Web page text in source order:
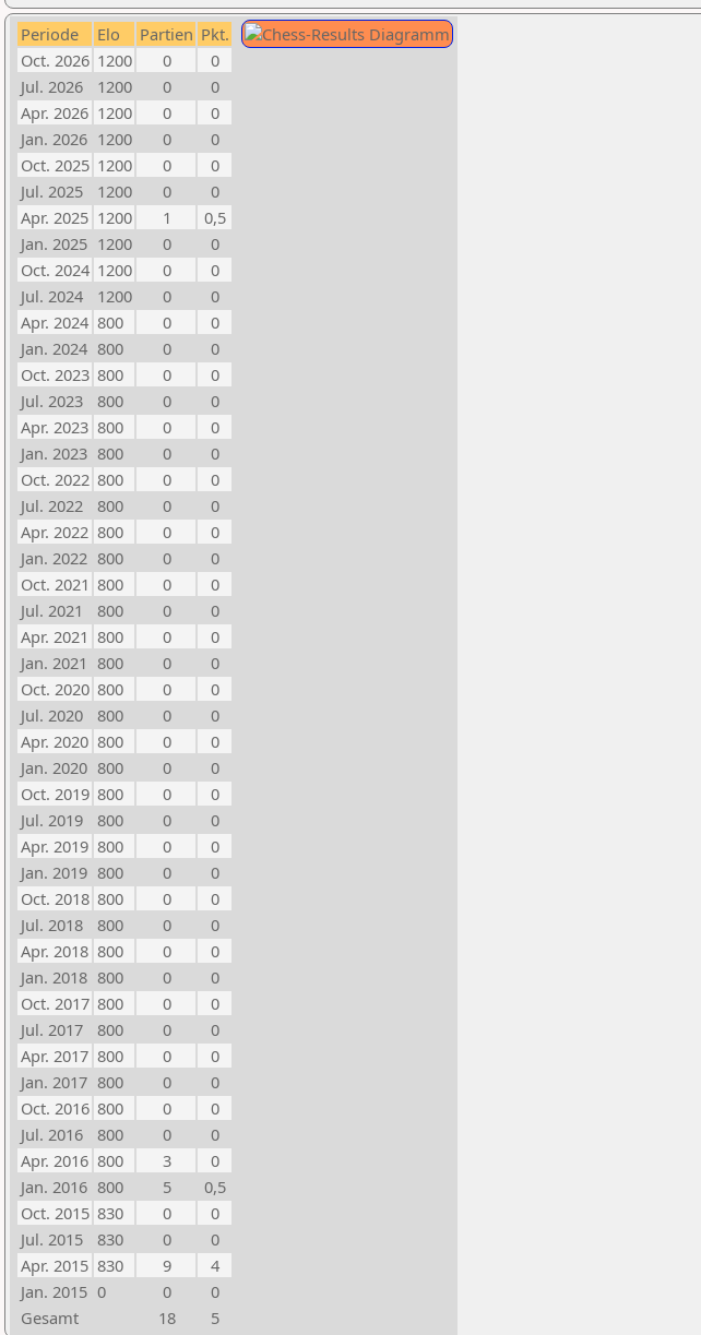
Periode Elo Partien Pkt.
Oct. 2026 1200 0
0
Jul. 2026
1200 0
0
Apr. 2026 1200 0
0
Jan. 2026 1200 0
0
Oct. 2025 1200 0
0
Jul. 2025
1200 0
0
Apr. 2025 1200 1
0,5
Jan. 2025 1200 0
0
Oct. 2024 1200 0
0
Jul. 2024
1200 0
0
Apr. 2024 800 0
0
Jan. 2024 800 0
0
Oct. 2023 800 0
0
Jul. 2023
800 0
0
Apr. 2023 800 0
0
Jan. 2023 800 0
0
Oct. 2022 800 0
0
Jul. 2022
800 0
0
Apr. 2022 800 0
0
Jan. 2022 800 0
0
Oct. 2021 800 0
0
Jul. 2021
800 0
0
Apr. 2021 800 0
0
Jan. 2021 800 0
0
Oct. 2020 800 0
0
Jul. 2020
800 0
0
Apr. 2020 800 0
0
Jan. 2020 800 0
0
Oct. 2019 800 0
0
Jul. 2019
800 0
0
Apr. 2019 800 0
0
Jan. 2019 800 0
0
Oct. 2018 800 0
0
Jul. 2018
800 0
0
Apr. 2018 800 0
0
Jan. 2018 800 0
0
Oct. 2017 800 0
0
Jul. 2017
800 0
0
Apr. 2017 800 0
0
Jan. 2017 800 0
0
Oct. 2016 800 0
0
Jul. 2016
800 0
0
Apr. 2016 800 3
0
Jan. 2016 800 5
0,5
Oct. 2015 830 0
0
Jul. 2015
830 0
0
Apr. 2015 830 9
4
Jan. 2015 0 0
0
Gesamt
18 5